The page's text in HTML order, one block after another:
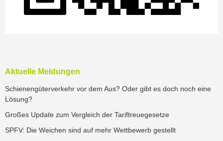
Aktuelle Meldungen
Schienengüterverkehr vor dem Aus? Oder gibt es doch noch eine
Lösung?
Großes Update zum Vergleich der Tariftreuegesetze
SPFV: Die Weichen sind auf mehr Wettbewerb gestellt